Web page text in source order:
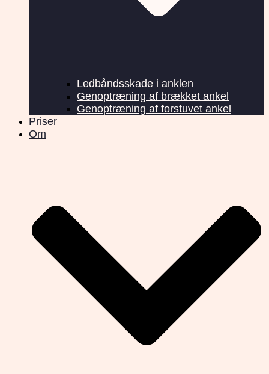
Ledbåndsskade i anklen
Genoptræning af brækket ankel
Genoptræning af forstuvet ankel
Priser
Om